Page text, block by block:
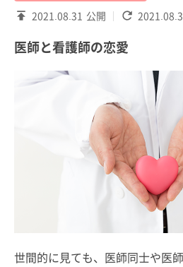
2021.08.31 公開
医師と看護師の恋愛
世間的に見ても、医師同士や医